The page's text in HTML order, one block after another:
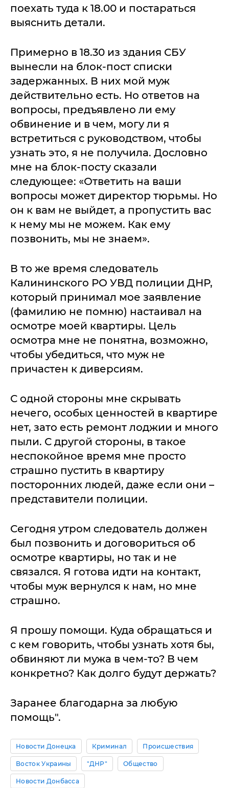
поехать туда к 18.00 и постараться
выяснить детали.
Примерно в 18.30 из здания СБУ
вынесли на блок-пост списки
задержанных. В них мой муж
действительно есть. Но ответов на
вопросы, предъявлено ли ему
обвинение и в чем, могу ли я
встретиться с руководством, чтобы
узнать это, я не получила. Дословно
мне на блок-посту сказали
следующее: «Ответить на ваши
вопросы может директор тюрьмы. Но
он к вам не выйдет, а пропустить вас
к нему мы не можем. Как ему
позвонить, мы не знаем».
В то же время следователь
Калининского РО УВД полиции ДНР,
который принимал мое заявление
(фамилию не помню) настаивал на
осмотре моей квартиры. Цель
осмотра мне не понятна, возможно,
чтобы убедиться, что муж не
причастен к диверсиям.
С одной стороны мне скрывать
нечего, особых ценностей в квартире
нет, зато есть ремонт лоджии и много
пыли. С другой стороны, в такое
неспокойное время мне просто
страшно пустить в квартиру
посторонних людей, даже если они –
представители полиции.
Сегодня утром следователь должен
был позвонить и договориться об
осмотре квартиры, но так и не
связался. Я готова идти на контакт,
чтобы муж вернулся к нам, но мне
страшно.
Я прошу помощи. Куда обращаться и
с кем говорить, чтобы узнать хотя бы,
обвиняют ли мужа в чем-то? В чем
конкретно? Как долго будут держать?
Заранее благодарна за любую
помощь".
Новости Донецка Криминал Происшествия
Восток Украины "ДНР" Общество
Новости Донбасса